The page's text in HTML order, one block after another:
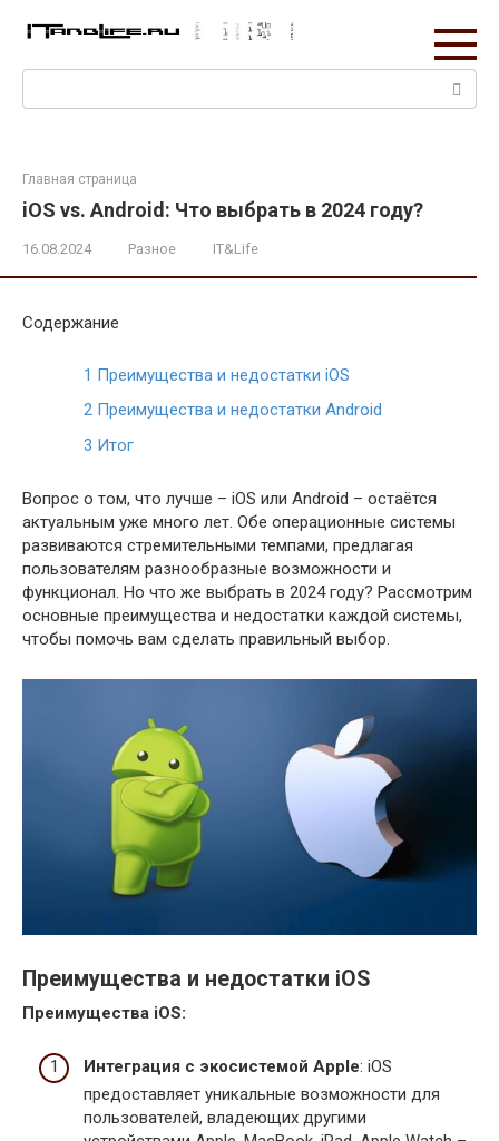
Поиск:
Главная страница
iOS vs. Android: Что выбрать в 2024 году?
16.08.2024 Разное IT&Life
Содержание
1 Преимущества и недостатки iOS
2 Преимущества и недостатки Android
3 Итог
Вопрос о том, что лучше – iOS или Android – остаётся
актуальным уже много лет. Обе операционные системы
развиваются стремительными темпами, предлагая
пользователям разнообразные возможности и
функционал. Но что же выбрать в 2024 году? Рассмотрим
основные преимущества и недостатки каждой системы,
чтобы помочь вам сделать правильный выбор.
Преимущества и недостатки iOS
Преимущества iOS:
Интеграция с экосистемой Apple: iOS
предоставляет уникальные возможности для
пользователей, владеющих другими